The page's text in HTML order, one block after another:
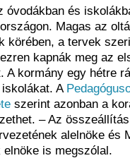
óvodákban és
Magas az
körében, a tervek
kapnák meg az
A kormány egy hétre
A
szerint azonban a
– Az
alelnöke és
is megszólal.